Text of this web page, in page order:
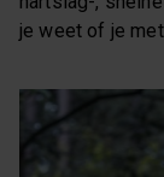
je weet of je